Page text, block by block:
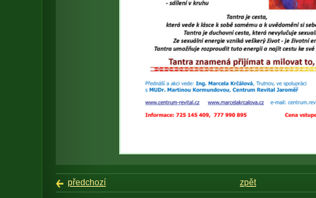
předchozí zpět